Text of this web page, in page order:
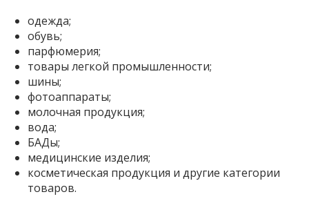
одежда;
обувь;
парфюмерия;
товары легкой промышленности;
шины;
фотоаппараты;
молочная продукция;
вода;
БАДы;
медицинские изделия;
косметическая продукция и другие категории
товаров.